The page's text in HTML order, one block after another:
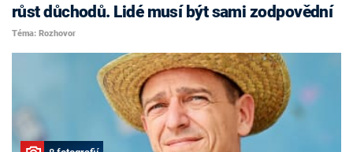
růst důchodů. Lidé musí být sami zodpovědní
Téma: Rozhovor